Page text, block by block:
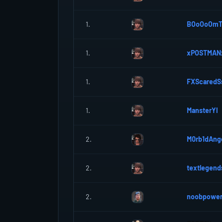
1.
1.
1.
1. MansterYI
2.
2.
2. noobpower